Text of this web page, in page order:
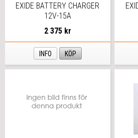
EXIDE BATTERY CHARGER
12V-15A
2 375 kr
INFO KÖP